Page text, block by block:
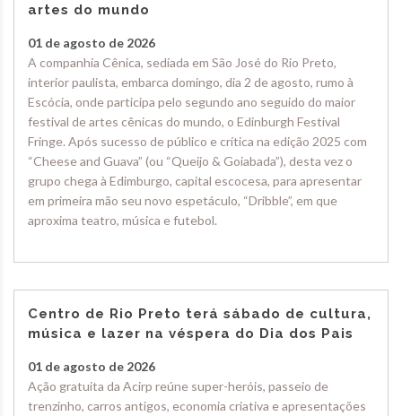
artes do mundo
01 de agosto de 2026
A companhia Cênica, sediada em São José do Rio Preto,
interior paulista, embarca domingo, dia 2 de agosto, rumo à
Escócia, onde participa pelo segundo ano seguido do maior
festival de artes cênicas do mundo, o Edinburgh Festival
Fringe. Após sucesso de público e crítica na edição 2025 com
“Cheese and Guava” (ou “Queijo & Goiabada”), desta vez o
grupo chega à Edimburgo, capital escocesa, para apresentar
em primeira mão seu novo espetáculo, “Dribble”, em que
aproxima teatro, música e futebol.
Centro de Rio Preto terá sábado de cultura,
música e lazer na véspera do Dia dos Pais
01 de agosto de 2026
Ação gratuita da Acirp reúne super-heróis, passeio de
trenzinho, carros antigos, economia criativa e apresentações